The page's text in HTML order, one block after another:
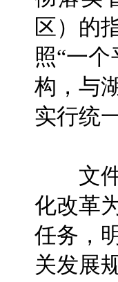
区）的
照“一
构，与
实行统
文件
化改革
任务，
关发展